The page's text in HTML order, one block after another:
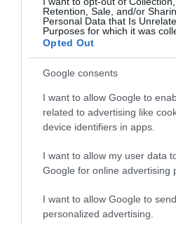
Retention, Sale, and/or
Personal Data that Is
Purposes for which it was
Opted Out
Google consents
I want to allow Google to
related to advertising like
device identifiers in apps.
I want to allow my user data
Google for online advertising
I want to allow Google to
personalized advertising.
NÉZZ KÖRBE
BOOKING BUDAPEST
KARANTÉN KORONAVÍRUS